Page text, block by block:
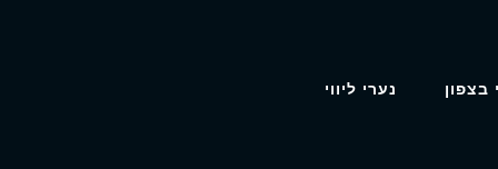
בצפון נערי ליווי